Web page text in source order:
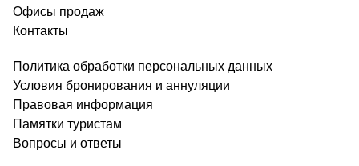
Офисы продаж
Контакты
Политика обработки персональных данных
Условия бронирования и аннуляции
Правовая информация
Памятки туристам
Вопросы и ответы